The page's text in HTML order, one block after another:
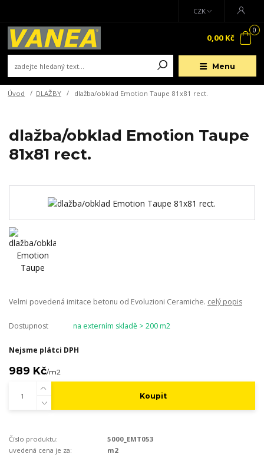
Menu
CZK
0
0,00 Kč
Úvod DLAŽBY dlažba/obklad Emotion Taupe 81x81 rect.
dlažba/obklad Emotion Taupe
81x81 rect.
Velmi povedená imitace betonu od Evoluzioni Ceramiche. celý popis
Dostupnost na externím skladě > 200 m2
Nejsme plátci DPH
989 Kč/m2
Koupit
Číslo produktu:
5000_EMT053
uvedená cena je za:
m2